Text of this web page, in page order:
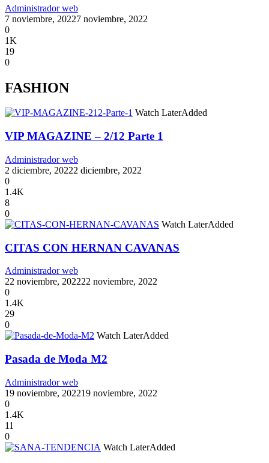
Administrador web
7 noviembre, 20227 noviembre, 2022
0
1K
19
0
FASHION
Watch LaterAdded
VIP MAGAZINE – 2/12 Parte 1
Administrador web
2 diciembre, 20222 diciembre, 2022
0
1.4K
8
0
Watch LaterAdded
CITAS CON HERNAN CAVANAS
Administrador web
22 noviembre, 202222 noviembre, 2022
0
1.4K
29
0
Watch LaterAdded
Pasada de Moda M2
Administrador web
19 noviembre, 202219 noviembre, 2022
0
1.4K
11
0
Watch LaterAdded